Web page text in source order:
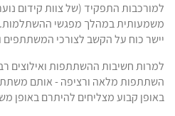
למורכבות התפקיד (של צוות קידום
משמעותית במהלך מפגשי
יישר כוח על הקשב לצורכי המשתתפים
למרות חשיבות ההשתתפות ואילוצים
השתתפות מלאה ורציפה - אותם
באופן קבוע מצליחים להיתרם באופן